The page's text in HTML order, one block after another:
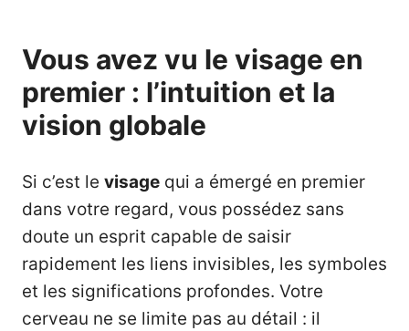
Vous avez vu le visage en
premier : l’intuition et la
vision globale
Si c’est le visage qui a émergé en premier
dans votre regard, vous possédez sans
doute un esprit capable de saisir
rapidement les liens invisibles, les symboles
et les significations profondes. Votre
cerveau ne se limite pas au détail : il